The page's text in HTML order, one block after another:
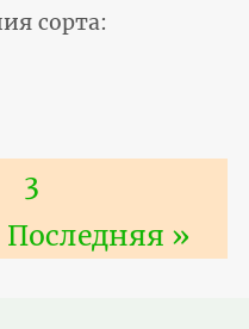
сорта:
Страница
3
Последняя
Последняя »